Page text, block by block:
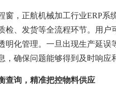
窗，正航机械加工行业ERP
检、发货等全流程环节。用
明化管理。一旦出现生产延误
，确保问题能够得到及时响应
查询，精准把控物料供应